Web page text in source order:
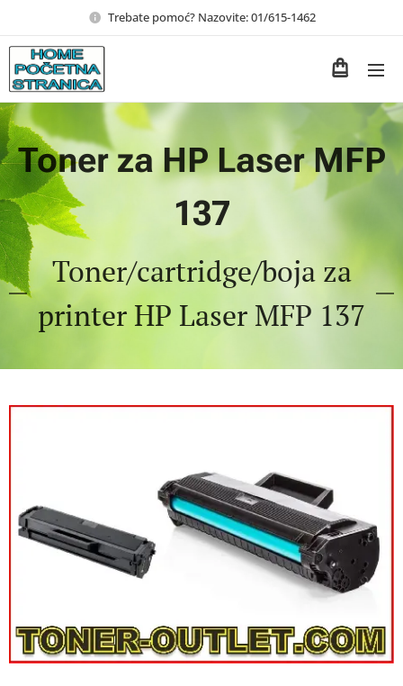
Trebate pomoć? Nazovite: 01/615-1462
Toner za HP Laser MFP
137
Toner/cartridge/boja za
printer HP Laser MFP 137